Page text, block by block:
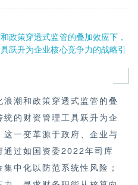
政策穿透式监管的叠加效应下，
跃升为企业核心竞争力的战略引
潮和政策穿透式监管的叠
的财资管理工具跃升为企
一变革源于政府、企业与
通过如国资委2022年司库
中化以防范系统性风险；